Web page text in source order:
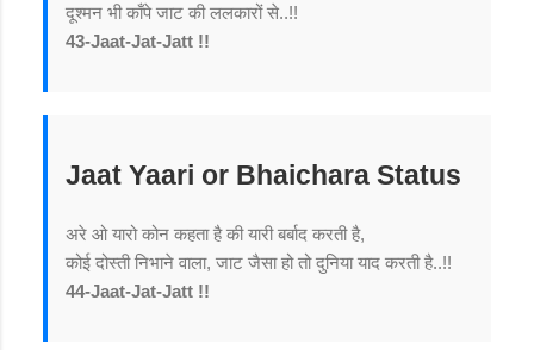
दूश्मन भी काँपे जाट की ललकारों से..!!
43-Jaat-Jat-Jatt !!
Jaat Yaari or Bhaichara Status
अरे ओ यारो कोन कहता है की यारी बर्बाद करती है,
कोई दोस्ती निभाने वाला, जाट जैसा हो तो दुनिया याद करती है..!!
44-Jaat-Jat-Jatt !!